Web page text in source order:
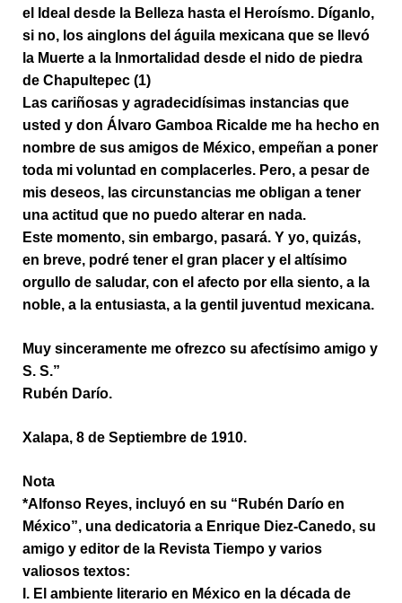
el Ideal desde la Belleza hasta el Heroísmo. Díganlo,
si no, los ainglons del águila mexicana que se llevó
la Muerte a la Inmortalidad desde el nido de piedra
de Chapultepec (1)
Las cariñosas y agradecidísimas instancias que
usted y don Álvaro Gamboa Ricalde me ha hecho en
nombre de sus amigos de México, empeñan a poner
toda mi voluntad en complacerles. Pero, a pesar de
mis deseos, las circunstancias me obligan a tener
una actitud que no puedo alterar en nada.
Este momento, sin embargo, pasará. Y yo, quizás,
en breve, podré tener el gran placer y el altísimo
orgullo de saludar, con el afecto por ella siento, a la
noble, a la entusiasta, a la gentil juventud mexicana.
Muy sinceramente me ofrezco su afectísimo amigo y
S. S.”
Rubén Darío.
Xalapa, 8 de Septiembre de 1910.
Nota
*Alfonso Reyes, incluyó en su “Rubén Darío en
México”, una dedicatoria a Enrique Diez-Canedo, su
amigo y editor de la Revista Tiempo y varios
valiosos textos:
I. El ambiente literario en México en la década de